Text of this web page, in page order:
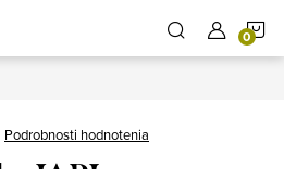
Podrobnosti hodnotenia